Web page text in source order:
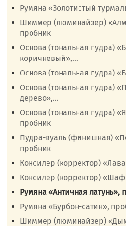
Румяна «Золотистый
Шиммер (люминайзер)
пробник
Основа (тональная пудра)
коричневый»,...
Основа (тональная пудра)
Основа (тональная пудра)
дерево»,...
Основа (тональная пудра)
пробник
Пудра-вуаль (финишная)
пробник
Консилер (корректор)
Консилер (корректор)
Румяна «Античная латунь»,
Румяна «Бурбон-сатин»,
Шиммер (люминайзер)